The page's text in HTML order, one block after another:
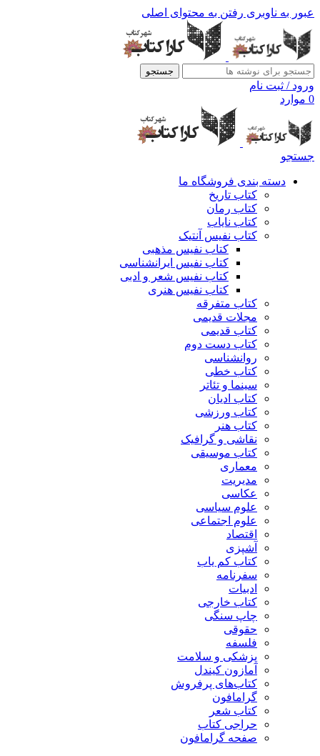
عبور به ناوبری رفتن به محتوای اصلی
جستجو
ورود / ثبت نام
0 موارد
جستجو
دسته بندی فروشگاه ما
کتاب تاریخ
کتاب رمان
کتاب نایاب
کتاب نفیس آنتیک
کتاب نفیس مذهبی
کتاب نفیس ایرانشناسی
کتاب نفیس شعر و ادبی
کتاب نفیس هنری
کتاب متفرقه
مجلات قدیمی
کتاب قدیمی
کتاب دست دوم
روانشناسی
کتاب خطی
سینما و تئاتر
کتاب ادیان
کتاب ورزشی
کتاب هنر
نقاشی و گرافیک
کتاب موسیقی
معماری
مدیریت
عکاسی
علوم سیاسی
علوم اجتماعی
اقتصاد
آشپزی
کتاب کم یاب
سفرنامه
ادبیات
کتاب خارجی
چاپ سنگی
حقوقی
فلسفه
پزشکی و سلامت
آمازون کیندل
کتاب‌های پرفروش
گرامافون
کتاب شعر
حراجی کتاب
صفحه گرامافون